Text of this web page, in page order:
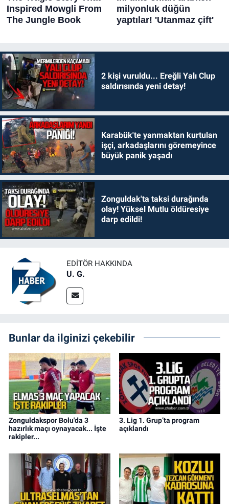
2 kişi vuruldu... Ereğli Yalı Clup
saldırısında yeni detay!
Karabük'te yanmaktan kurtulan
işçi, arkadaşlarını göremeyince
büyük panik yaşadı
Zonguldak'ta taksi durağında
olay! Yüksel Mutlu öldüresiye
darp edildi!
EDITÖR HAKKINDA
U. G.
Bunlar da ilginizi çekebilir
Zonguldakspor Bolu'da 3
hazırlık maçı oynayacak... İşte
rakipler...
3. Lig 1. Grup’ta program
açıklandı